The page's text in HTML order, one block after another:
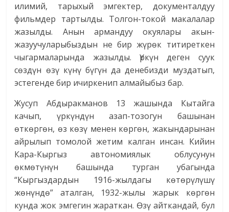
илимий, тарыхый эмгектер, документалдуу
фильмдер тартылды. Толгон-токой макалалар
жазылды. Анын армандуу окуялары акын-
жазуучуларыбыздын не бир жүрөк титиреткен
чыгармаларында жазылды. Үркүн деген суук
сөздүн өзү күнү бүгүн да денебизди муздатып,
эстегенде бир ичиркенип алмайыбыз бар.
Жусуп Абдыракманов 13 жашында Кытайга
качып, үркүндүн азап-тозогун башынан
өткөргөн, өз көзү менен көргөн, жакындарынан
айрылып томолой жетим калган инсан. Кийин
Кара-Кыргыз автономиялык облусунун
өкмөтүнүн башында турган убагында
“Кыргыздардын 1916-жылдагы көтөрүлүшү
жөнүндө” аталган, 1932-жылы жарык көргөн
кунда жок эмгегин жараткан. Өзү айткандай, бул